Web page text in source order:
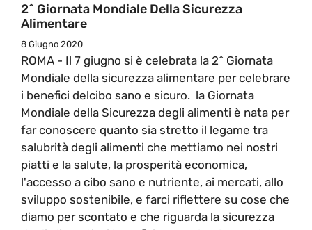
2^ Giornata Mondiale Della Sicurezza
Alimentare
8 Giugno 2020
ROMA - Il 7 giugno si è celebrata la 2^ Giornata
Mondiale della sicurezza alimentare per celebrare
i benefici delcibo sano e sicuro. la Giornata
Mondiale della Sicurezza degli alimenti è nata per
far conoscere quanto sia stretto il legame tra
salubrità degli alimenti che mettiamo nei nostri
piatti e la salute, la prosperità economica,
l'accesso a cibo sano e nutriente, ai mercati, allo
sviluppo sostenibile, e farci riflettere su cose che
diamo per scontato e che riguarda la sicurezza